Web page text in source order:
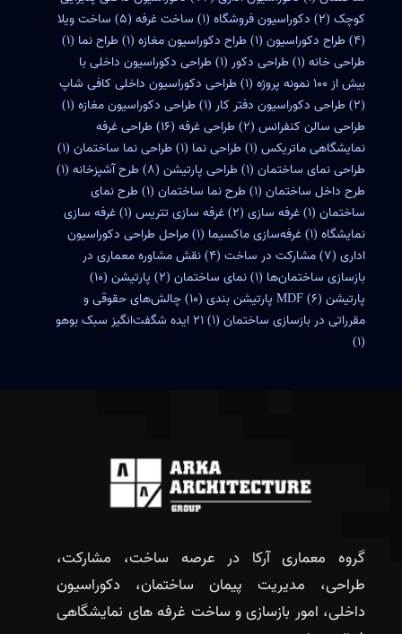
کوچک (2) دکوراسیون فروشگاه (1) ساخت غرفه (5)
ساخت ویلا
(4)
طراح دکوراسیون (1) طراح دکوراسیون مغازه (1) طراح نما (1)
طراحی خانه (1) طراحی دکور (1) طراحی دکوراسیون داخلی با
بیش از 100 نمونه پروژه
(1) طراحی دکوراسیون داخلی کافی شاپ
(2)
طراحی دکوراسیون دفتر کار (1) طراحی دکوراسیون مغازه (1)
طراحی سالن کنفرانس (2) طراحی غرفه (16)
طراحی غرفه
نمایشگاهی ماتریکس (1) طراحی نما (1) طراحی نما ساختمان (1)
طراحی نمای ساختمان (1) طراحی پارتیشن (8) طرح آشپزخانه (1)
طرح داخل ساختمان (1) طرح نما ساختمان (1) طرح نمای
ساختمان (1) غرفه سازی (2) غرفه سازی تتریس (1) غرفه سازی
نمایشگاه (1) غرفه‌سازی ماکسیما (1) مراحل طراحی دکوراسیون
اداری (7) مشارکت در ساخت (4)
نقش مشاوره معماری در
بازسازی ساختمان‌ها (1) نمای ساختمان (2) پارتیشن (10)
پارتیشن MDF (6) پارتیشن بندی (10)
چالش‌های حقوقی و
مقرراتی در بازسازی ساختمان (1) ۲۱ ایده شگفت‌انگیز سبک بوهو
(1)
گروه معماری آرکا در عرصه ساخت، مشارکت،
طراحی، مدیریت پیمان ساختمان، دکوراسیون
داخلی، امور بازسازی و ساخت غرفه های نمایشگاهی